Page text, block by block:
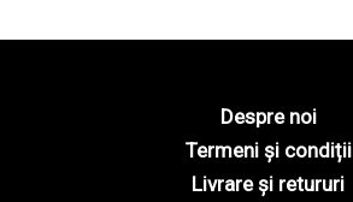
Despre noi
Termeni și condiții
Livrare și retururi